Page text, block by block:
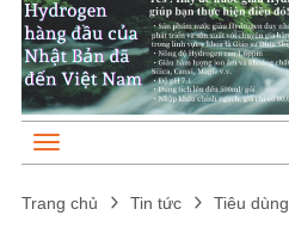
Trang chủ Tin tức Tiêu dùng